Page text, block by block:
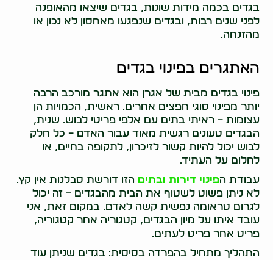
בגדים בכמה מידות שונות, בגדים שיצאו מהאופנה
לפני שנים רבות, ובגדים שנפגעו מאחסון לא נכון או
מהזנחה.
האתגרים בפינוי בגדים
פינוי בגדים מבית של אגרן הוא אתגר מורכב הרבה
יותר מפינוי סוגי חפצים אחרים. ראשית, הכמויות הן
עצומות – ראיתי בתים עם אלפי פריטי לבוש. שנית,
הבגדים טעונים רגשית מאוד עבור האדם – כל חלק
לבוש יכול להיות קשור לזיכרון, לתקופה בחיים, או
לחלום על העתיד.
עבודת הפינוי דירות ובתים הזו דורשת סבלנות אין קץ.
לא ניתן פשוט לשטוף את הבית מהבגדים – זה יכול
לגרום טראומה נפשית קשה לאדם. במקום זאת, אני
עובד איתו על מיון הבגדים, קטגוריה אחר קטגוריה,
פריט אחר פריט לעתים.
התהליך מתחיל בהפרדה בסיסית: בגדים שניתן עוד